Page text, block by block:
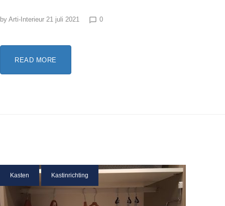
by Arti-Interieur 21 juli 2021 chat_bubble_outline 0
READ MORE
Kasten Kastinrichting